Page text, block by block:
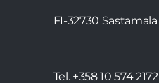
FI-32730 Sastamala
Tel. +358 10 574 2172